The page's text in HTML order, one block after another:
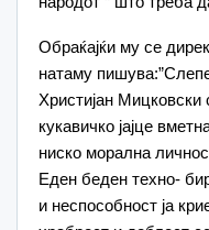
Обраќајќи му се
натаму
Христијан
кукавичко јајце
ниско морална
Еден беден техно-
и неспособност ја